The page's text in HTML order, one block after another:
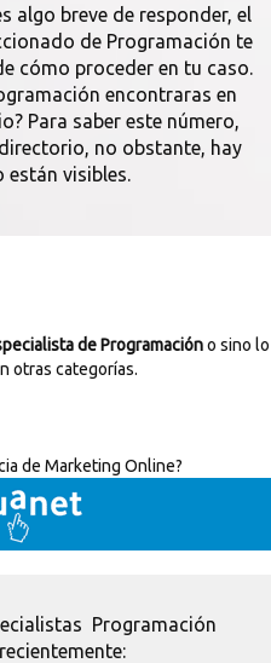
algo breve de responder, el
de Programación te
cómo proceder en tu caso.
encontraras en
Para saber este número,
no obstante, hay
están visibles.
de Programacióno sino lo
otras categorías.
de Marketing Online?
Programación